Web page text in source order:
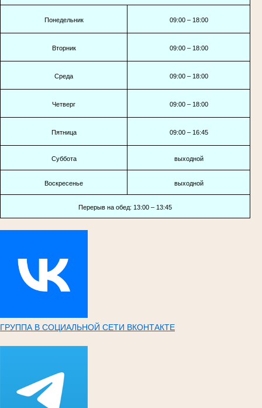
Понедельник 09:00 – 18:00
Вторник 09:00 – 18:00
Среда 09:00 – 18:00
Четверг 09:00 – 18:00
Пятница 09:00 – 16:45
Суббота выходной
Воскресенье выходной
Перерыв на обед: 13:00 – 13:45
ГРУППА В СОЦИАЛЬНОЙ СЕТИ ВКОНТАКТЕ